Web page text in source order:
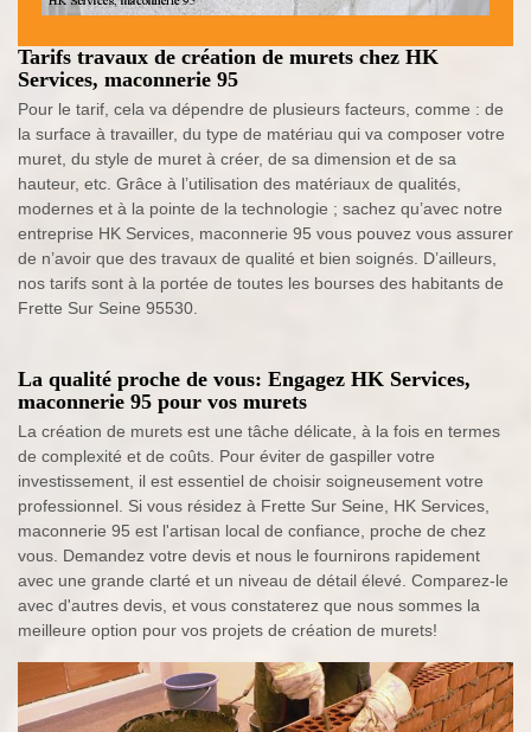
Tarifs travaux de création de murets chez HK
Services, maconnerie 95
Pour le tarif, cela va dépendre de plusieurs facteurs, comme : de
la surface à travailler, du type de matériau qui va composer votre
muret, du style de muret à créer, de sa dimension et de sa
hauteur, etc. Grâce à l’utilisation des matériaux de qualités,
modernes et à la pointe de la technologie ; sachez qu’avec notre
entreprise HK Services, maconnerie 95 vous pouvez vous assurer
de n’avoir que des travaux de qualité et bien soignés. D’ailleurs,
nos tarifs sont à la portée de toutes les bourses des habitants de
Frette Sur Seine 95530.
La qualité proche de vous: Engagez HK Services,
maconnerie 95 pour vos murets
La création de murets est une tâche délicate, à la fois en termes
de complexité et de coûts. Pour éviter de gaspiller votre
investissement, il est essentiel de choisir soigneusement votre
professionnel. Si vous résidez à Frette Sur Seine, HK Services,
maconnerie 95 est l'artisan local de confiance, proche de chez
vous. Demandez votre devis et nous le fournirons rapidement
avec une grande clarté et un niveau de détail élevé. Comparez-le
avec d'autres devis, et vous constaterez que nous sommes la
meilleure option pour vos projets de création de murets!